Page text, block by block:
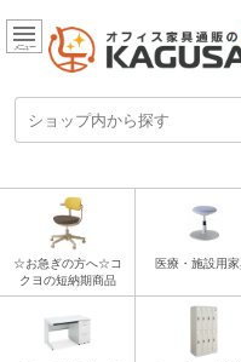
メニュー
☆お急ぎの方へ☆コ
クヨの短納期商品
医療・施設用